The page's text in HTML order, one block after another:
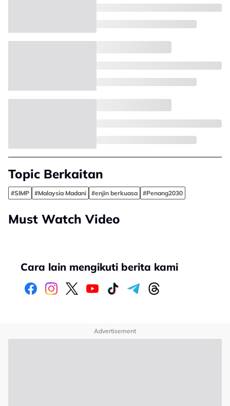
Topic Berkaitan
#SIMP #Malaysia Madani #enjin berkuasa #Penang2030
Must Watch Video
Cara lain mengikuti berita kami
Advertisement